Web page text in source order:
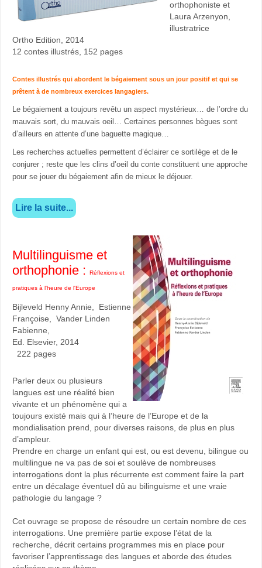
orthophoniste et
Laura Arzenyon,
illustratrice
Ortho Edition, 2014
12 contes illustrés, 152 pages
Contes illustrés qui abordent le bégaiement sous un jour positif et qui se
prêtent à de nombreux exercices langagiers.
Le bégaiement a toujours revêtu un aspect mystérieux… de l’ordre du
mauvais sort, du mauvais oeil… Certaines personnes bègues sont
d’ailleurs en attente d’une baguette magique…
Les recherches actuelles permettent d’éclairer ce sortilège et de le
conjurer ; reste que les clins d’oeil du conte constituent une approche
pour se jouer du bégaiement afin de mieux le déjouer.
Lire la suite...
Multilinguisme et
orthophonie :
Réflexions et
pratiques à l'heure de l'Europe
Bijleveld Henny Annie, Estienne
Françoise, Vander Linden
Fabienne,
Ed. Elsevier, 2014
222 pages
Parler deux ou plusieurs
langues est une réalité bien
vivante et un phénomène qui a
toujours existé mais qui à l’heure de l’Europe et de la
mondialisation prend, pour diverses raisons, de plus en plus
d’ampleur.
Prendre en charge un enfant qui est, ou est devenu, bilingue ou
multilingue ne va pas de soi et soulève de nombreuses
interrogations dont la plus récurrente est comment faire la part
entre un décalage éventuel dû au bilinguisme et une vraie
pathologie du langage ?
Cet ouvrage se propose de résoudre un certain nombre de ces
interrogations. Une première partie expose l’état de la
recherche, décrit certains programmes mis en place pour
favoriser l’apprentissage des langues et aborde des études